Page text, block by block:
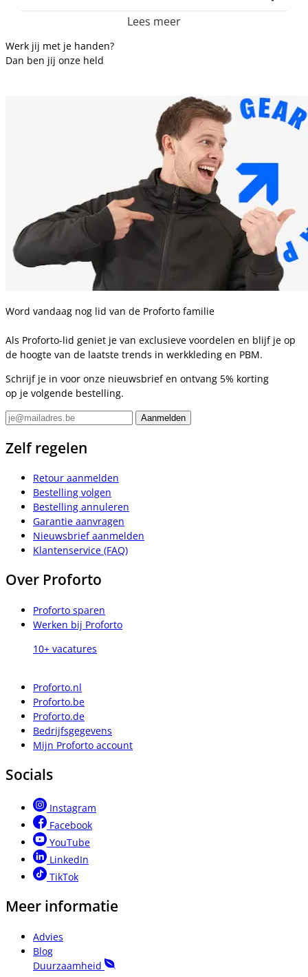
Lees meer
Werk jij met je handen?
Dan ben jij onze held
Word vandaag nog lid van de Proforto familie
Als Proforto-lid geniet je van exclusieve voordelen en blijf je op
de hoogte van de laatste trends in werkkleding en PBM.
Schrijf je in voor onze nieuwsbrief en ontvang 5% korting
op je volgende bestelling.
Zelf regelen
Retour aanmelden
Bestelling volgen
Bestelling annuleren
Garantie aanvragen
Nieuwsbrief aanmelden
Klantenservice (FAQ)
Over Proforto
Proforto sparen
Werken bij Proforto
10+ vacatures
Proforto.nl
Proforto.be
Proforto.de
Bedrijfsgegevens
Mijn Proforto account
Socials
Instagram
Facebook
YouTube
LinkedIn
TikTok
Meer informatie
Advies
Blog
Duurzaamheid